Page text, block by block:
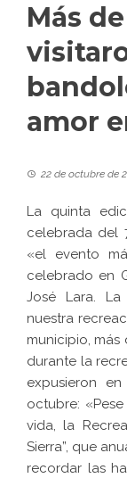
Más
amor
22 de octubre de
La quinta
celebrada del
«el evento
celebrado en
José Lara.
nuestra
municipio, más
durante la
expusieron
octubre:
vida, la
Sierra”, que
recordar las